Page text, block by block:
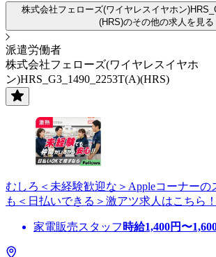
株式会社フェローズ(ワイヤレスイヤホン
(HRS)のその他の求人を見る
派遣労働者
株式会社フェローズ(ワイヤレスイヤホ
ン)HRS_G3_1490_2253T(A)(HRS)
むしろ＜未経験歓迎な＞Appleコーナーの
も＜日払いできる＞激アツ求人はこちら！
家電販売スタッフ 時給1,400円〜